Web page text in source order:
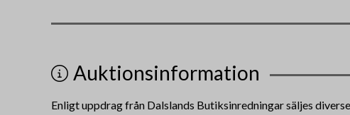
Auktionsinformation
Enligt uppdrag från Dalslands Butiksinredningar säljes